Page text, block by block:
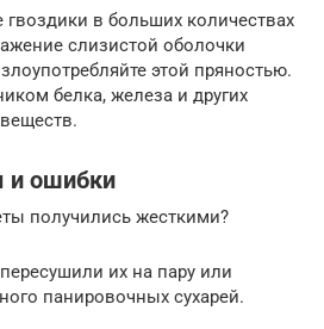
гвоздики в больших количествах
слизистой оболочки
этой пряностью.
белка, железа и других
и ошибки
получились жесткими?
их на пару или
панировочных сухарей.